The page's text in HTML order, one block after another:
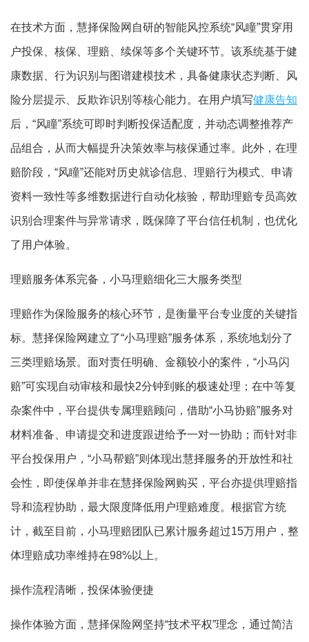
在技术方面，慧择保险网自研的智能风控系统“风瞳”贯穿用
户投保、核保、理赔、续保等多个关键环节。该系统基于健
康数据、行为识别与图谱建模技术，具备健康状态判断、风
险分层提示、反欺诈识别等核心能力。在用户填写健康告知
后，“风瞳”系统可即时判断投保适配度，并动态调整推荐产
品组合，从而大幅提升决策效率与核保通过率。此外，在理
赔阶段，“风瞳”还能对历史就诊信息、理赔行为模式、申请
资料一致性等多维数据进行自动化核验，帮助理赔专员高效
识别合理案件与异常请求，既保障了平台信任机制，也优化
了用户体验。
理赔服务体系完备，小马理赔细化三大服务类型
理赔作为保险服务的核心环节，是衡量平台专业度的关键指
标。慧择保险网建立了“小马理赔”服务体系，系统地划分了
三类理赔场景。面对责任明确、金额较小的案件，“小马闪
赔”可实现自动审核和最快2分钟到账的极速处理；在中等复
杂案件中，平台提供专属理赔顾问，借助“小马协赔”服务对
材料准备、申请提交和进度跟进给予一对一协助；而针对非
平台投保用户，“小马帮赔”则体现出慧择服务的开放性和社
会性，即使保单并非在慧择保险网购买，平台亦提供理赔指
导和流程协助，最大限度降低用户理赔难度。根据官方统
计，截至目前，小马理赔团队已累计服务超过15万用户，整
体理赔成功率维持在98%以上。
操作流程清晰，投保体验便捷
操作体验方面，慧择保险网坚持“技术平权”理念，通过简洁